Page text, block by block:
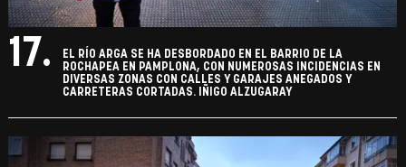
17.
EL RÍO ARGA SE HA DESBORDADO EN EL BARRIO DE LA
ROCHAPEA EN PAMPLONA, CON NUMEROSAS INCIDENCIAS EN
DIVERSAS ZONAS CON CALLES Y GARAJES ANEGADOS Y
CARRETERAS CORTADAS. IÑIGO ALZUGARAY